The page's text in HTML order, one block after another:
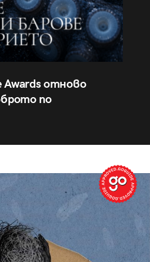
Awards отново
по